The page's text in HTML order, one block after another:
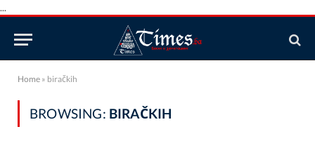
...
Home » biračkih
BROWSING: BIRAČKIH